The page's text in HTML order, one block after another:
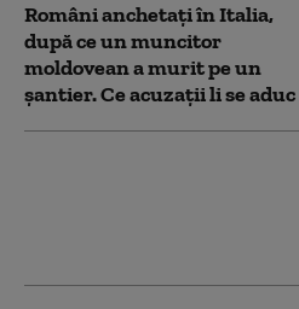
Români anchetați în Italia,
după ce un muncitor
moldovean a murit pe un
șantier. Ce acuzații li se aduc